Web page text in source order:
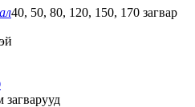
40, 50, 80, 120, 150, 170 загвар